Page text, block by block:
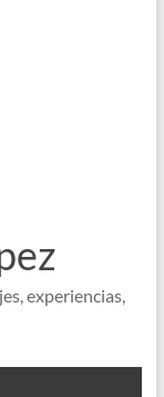
experiencias,